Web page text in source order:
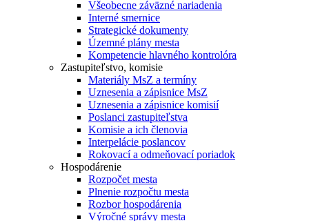
Všeobecne záväzné nariadenia
Interné smernice
Strategické dokumenty
Územné plány mesta
Kompetencie hlavného kontrolóra
Zastupiteľstvo, komisie
Materiály MsZ a termíny
Uznesenia a zápisnice MsZ
Uznesenia a zápisnice komisií
Poslanci zastupiteľstva
Komisie a ich členovia
Interpelácie poslancov
Rokovací a odmeňovací poriadok
Hospodárenie
Rozpočet mesta
Plnenie rozpočtu mesta
Rozbor hospodárenia
Výročné správy mesta